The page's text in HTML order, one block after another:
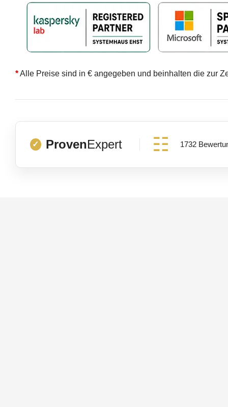
*Alle Preise sind in € angegeben und beinhalten die zur
✓ ProvenExpert 1732